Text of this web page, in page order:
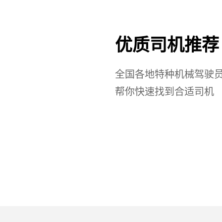
优质司机推荐
全国各地特种机械驾驶
帮你快速找到合适司机